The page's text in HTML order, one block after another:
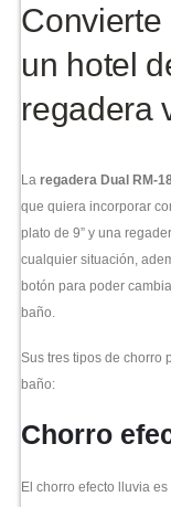
un hotel
regadera
Laregadera Dual RM-
que quiera incorporar
plato de 9” y una
cualquier situación,
botón para poder
baño.
Sus tres tipos de chorro
baño:
Chorro
El chorro efecto lluvia